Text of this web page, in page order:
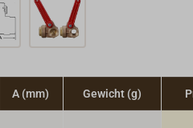
A (mm) Gewicht (g)